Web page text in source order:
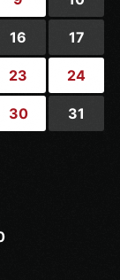
16 17
23 24
30 31